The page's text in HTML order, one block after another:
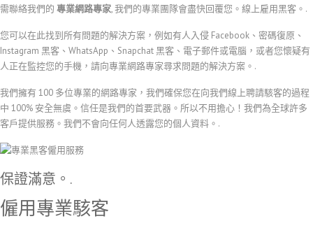
需聯絡我們的 專業網路專家, 我們的專業團隊會盡快回覆您。線上雇用黑客。.
您可以在此找到所有問題的解決方案，例如有人入侵 Facebook、密碼復原、
Instagram 黑客、WhatsApp、Snapchat 黑客、電子郵件或電腦，或者您懷疑有
人正在監控您的手機，請向專業網路專家尋求問題的解決方案。.
我們擁有 100 多位專業的網路專家，我們確保您在向我們線上聘請駭客的過程
中 100% 安全無虞。信任是我們的首要武器。所以不用擔心！我們為全球許多
客戶提供服務。我們不會向任何人透露您的個人資料。.
保證滿意。.
僱用專業駭客